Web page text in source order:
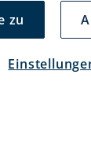
zu